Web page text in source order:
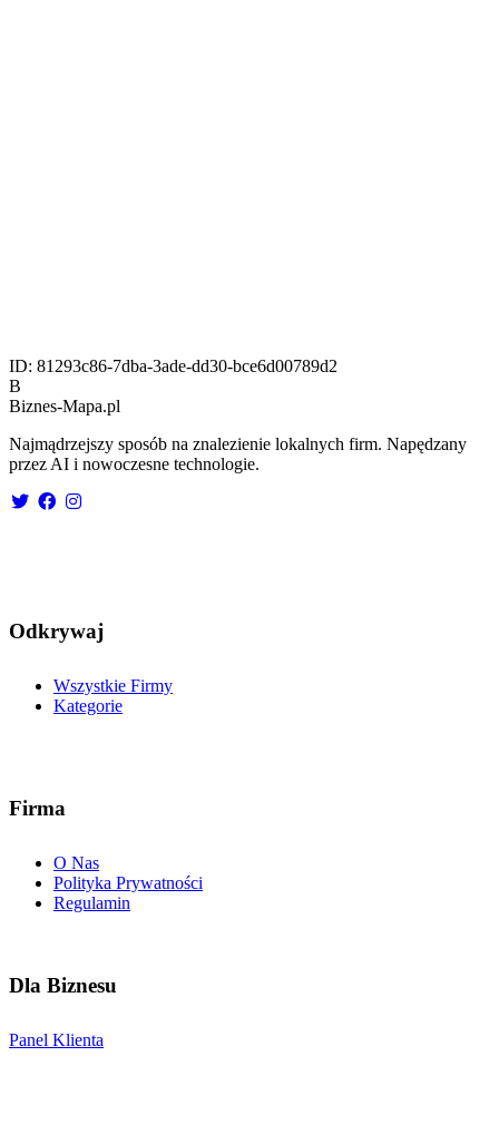
ID: 81293c86-7dba-3ade-dd30-bce6d00789d2
B
Biznes-Mapa.pl
Najmądrzejszy sposób na znalezienie lokalnych firm. Napędzany
przez AI i nowoczesne technologie.
Odkrywaj
Wszystkie Firmy
Kategorie
Firma
O Nas
Polityka Prywatności
Regulamin
Dla Biznesu
Panel Klienta